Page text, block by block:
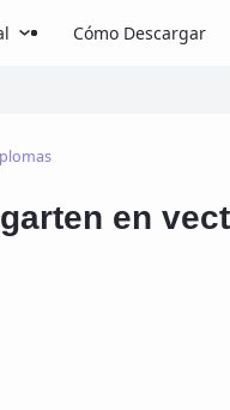
Cómo Descargar
en